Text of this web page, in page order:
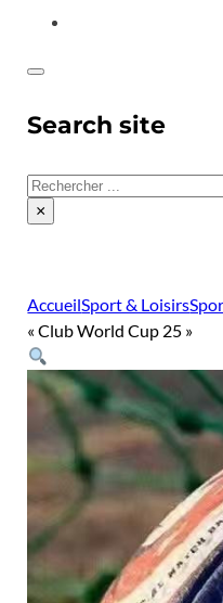
Search site
Rechercher
×
AccueilSport & Loisirs
« Club World Cup 25 »